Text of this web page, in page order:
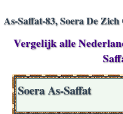
As-Saffat-83, Soera De
Vergelijk alle
Soera As-Saffat